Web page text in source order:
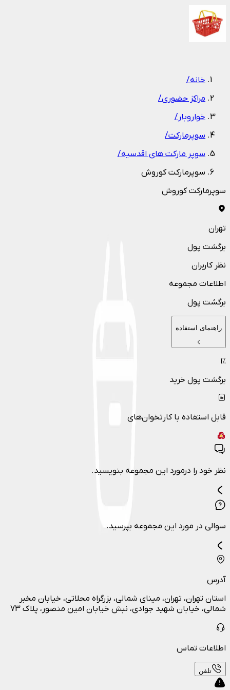
خانه/
مراکز حضوری/
خواروبار/
سوپرمارکت/
سوپر مارکت های اقدسیه/
سوپرمارکت کوروش
سوپرمارکت کوروش
تهران
برگشت پول
نظر کاربران
اطلاعات مجموعه
برگشت پول
راهنمای استفاده
1٪
برگشت پول خرید
قابل استفاده با کارتخوان‌های
نظر خود را درمورد این مجموعه بنویسید.
سوالی در مورد این مجموعه بپرسید.
آدرس
استان تهران، تهران، مینای شمالی، بزرگراه محلاتی، خیابان مخبر
شمالی، خیابان شهید جوادی، نبش خیابان امین منصور، پلاک 73
اطلاعات تماس
تلفن